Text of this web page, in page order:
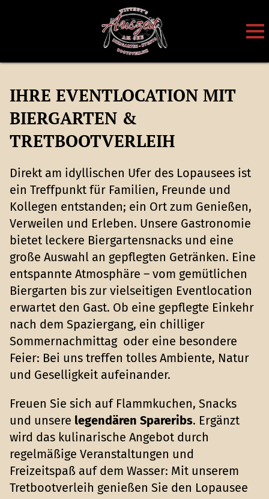
IHRE EVENTLOCATION MIT
BIERGARTEN &
TRETBOOTVERLEIH
Direkt am idyllischen Ufer des Lopausees ist
ein Treffpunkt für Familien, Freunde und
Kollegen entstanden; ein Ort zum Genießen,
Verweilen und Erleben. Unsere Gastronomie
bietet leckere Biergartensnacks und eine
große Auswahl an gepflegten Getränken. Eine
entspannte Atmosphäre – vom gemütlichen
Biergarten bis zur vielseitigen Eventlocation
erwartet den Gast. Ob eine gepflegte Einkehr
nach dem Spaziergang, ein chilliger
Sommernachmittag oder eine besondere
Feier: Bei uns treffen tolles Ambiente, Natur
und Geselligkeit aufeinander.
Freuen Sie sich auf Flammkuchen, Snacks
und unsere legendären Spareribs. Ergänzt
wird das kulinarische Angebot durch
regelmäßige Veranstaltungen und
Freizeitspaß auf dem Wasser: Mit unserem
Tretbootverleih genießen Sie den Lopausee